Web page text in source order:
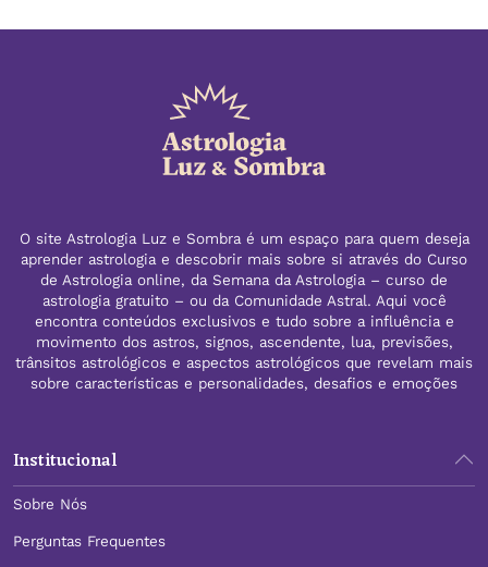
O site Astrologia Luz e Sombra é um espaço para quem deseja
aprender astrologia e descobrir mais sobre si através do Curso
de Astrologia online, da Semana da Astrologia – curso de
astrologia gratuito – ou da Comunidade Astral. Aqui você
encontra conteúdos exclusivos e tudo sobre a influência e
movimento dos astros, signos, ascendente, lua, previsões,
trânsitos astrológicos e aspectos astrológicos que revelam mais
sobre características e personalidades, desafios e emoções
Institucional
Sobre Nós
Perguntas Frequentes